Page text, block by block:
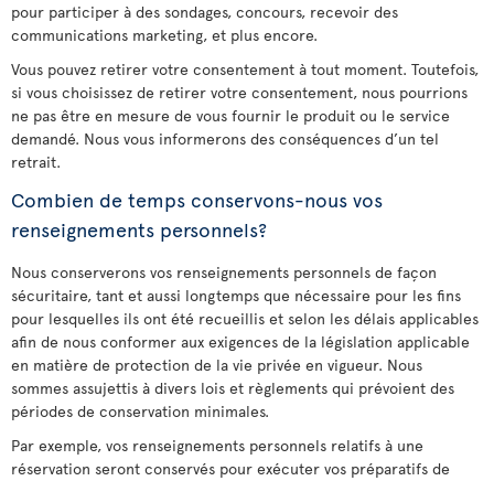
pour participer à des sondages, concours, recevoir des
communications marketing, et plus encore.
Vous pouvez retirer votre consentement à tout moment. Toutefois,
si vous choisissez de retirer votre consentement, nous pourrions
ne pas être en mesure de vous fournir le produit ou le service
demandé. Nous vous informerons des conséquences d’un tel
retrait.
Combien de temps conservons-nous vos
renseignements personnels?
Nous conserverons vos renseignements personnels de façon
sécuritaire, tant et aussi longtemps que nécessaire pour les fins
pour lesquelles ils ont été recueillis et selon les délais applicables
afin de nous conformer aux exigences de la législation applicable
en matière de protection de la vie privée en vigueur. Nous
sommes assujettis à divers lois et règlements qui prévoient des
périodes de conservation minimales.
Par exemple, vos renseignements personnels relatifs à une
réservation seront conservés pour exécuter vos préparatifs de